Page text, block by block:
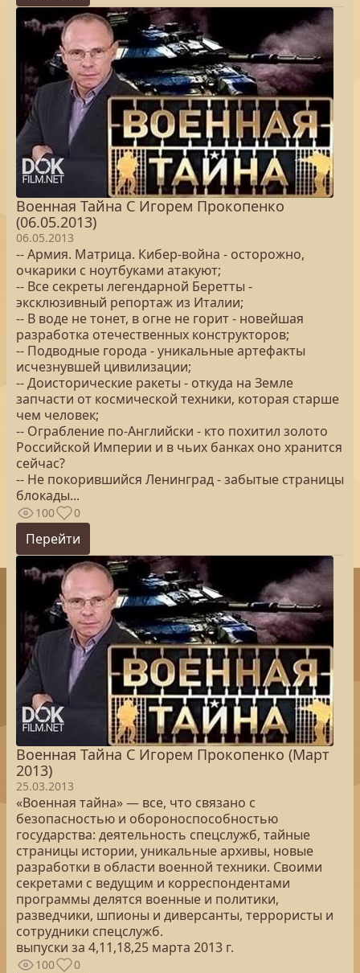
Военная Тайна С Игорем Прокопенко
(06.05.2013)
06.05.2013
-- Армия. Матрица. Кибер-война - осторожно,
очкарики с ноутбуками атакуют;
-- Все секреты легендарной Беретты -
эксклюзивный репортаж из Италии;
-- В воде не тонет, в огне не горит - новейшая
разработка отечественных конструкторов;
-- Подводные города - уникальные артефакты
исчезнувшей цивилизации;
-- Доисторические ракеты - откуда на Земле
запчасти от космической техники, которая старше
чем человек;
-- Ограбление по-Английски - кто похитил золото
Российской Империи и в чьих банках оно хранится
сейчас?
-- Не покорившийся Ленинград - забытые страницы
блокады...
100 0
Перейти
Военная Тайна C Игорем Прокопенко (Март
2013)
25.03.2013
«Военная тайна» — все, что связано с
безопасностью и обороноспособностью
государства: деятельность спецслужб, тайные
страницы истории, уникальные архивы, новые
разработки в области военной техники. Своими
секретами с ведущим и корреспондентами
программы делятся военные и политики,
разведчики, шпионы и диверсанты, террористы и
сотрудники спецслужб.
выпуски за 4,11,18,25 марта 2013 г.
100 0